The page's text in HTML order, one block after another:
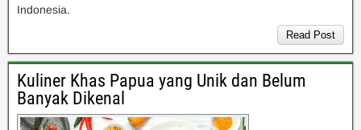
Indonesia.
Read Post
Kuliner Khas Papua yang Unik dan Belum
Banyak Dikenal